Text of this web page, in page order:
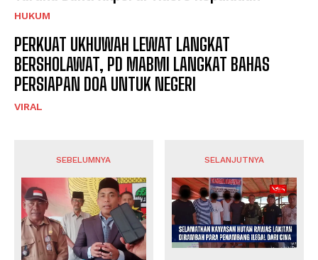
HUKUM
PERKUAT UKHUWAH LEWAT LANGKAT
BERSHOLAWAT, PD MABMI LANGKAT BAHAS
PERSIAPAN DOA UNTUK NEGERI
VIRAL
SEBELUMNYA SELANJUTNYA